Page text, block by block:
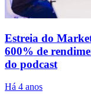
Estreia do
600% de
do podcast
Há 4 anos